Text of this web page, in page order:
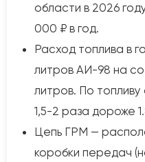
области в 2026
000 ₽ в год.
Расход топлива в
литров АИ-98 на
литров. По
1,5-2 раза дороже
Цепь ГРМ —
коробки передач